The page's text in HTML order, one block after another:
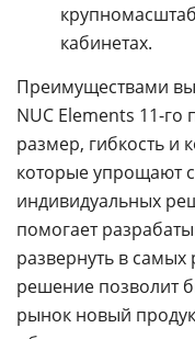
кабинетах.
Преимуществами
NUC Elements 11-
размер, гибкость и
которые упрощают
индивидуальных
помогает
развернуть в
решение позволит
рынок новый